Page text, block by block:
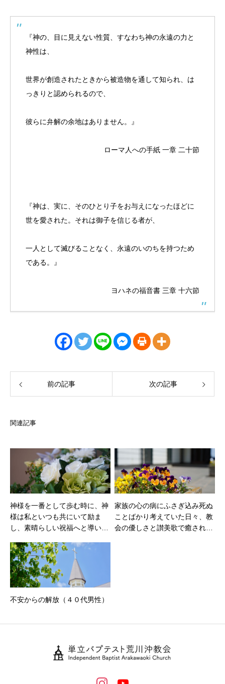
『神の、目に見えない性質、すなわち神の永遠の力と
神性は、
世界が創造されたときから被造物を通して知られ、は
っきりと認められるので、
彼らに弁解の余地はありません。』
ローマ人への手紙 一章 二十節
『神は、実に、そのひとり子をお与えになったほどに
世を愛された。それは御子を信じる者が、
一人として滅びることなく、永遠のいのちを持つため
である。』
ヨハネの福音書 三章 十六節
前の記事 次の記事
関連記事
神様を一番として歩む時に、神
様は私といつも共にいて励ま
し、素晴らしい祝福へと導いて
家族の心の病にふさぎ込み死ぬ
ことばかり考えていた日々、教
会の優しさと讃美歌で癒され
不安からの解放（４０代男性）